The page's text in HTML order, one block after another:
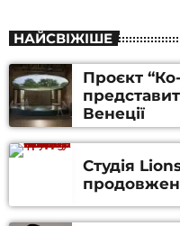
НАЙСВІЖІШЕ
Проєкт
Венеції
Студія